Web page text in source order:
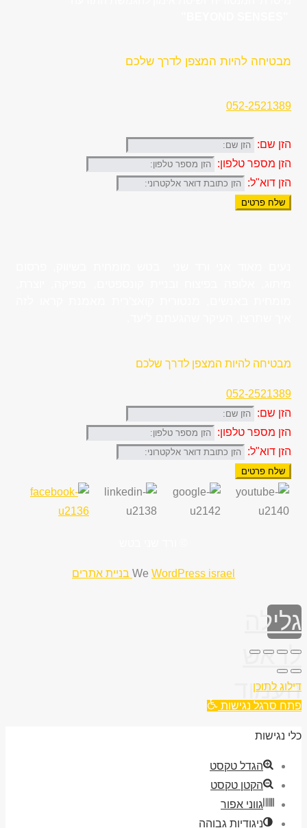
מבטיחה להיות המצפן לדרך שלכם
052-2521389
הזן שם:
הזן מספר טלפון:
הזן דוא"ל:
שלח פרטים
מבטיחה להיות המצפן לדרך שלכם
052-2521389
הזן שם:
הזן מספר טלפון:
הזן דוא"ל:
שלח פרטים
We WordPress israel בניית אתרים
גלילה
לראש
העמוד
דילוג לתוכן
פתח סרגל נגישות
כלי נגישות
הגדל טקסט
הקטן טקסט
גווני אפור
ניגודיות גבוהה